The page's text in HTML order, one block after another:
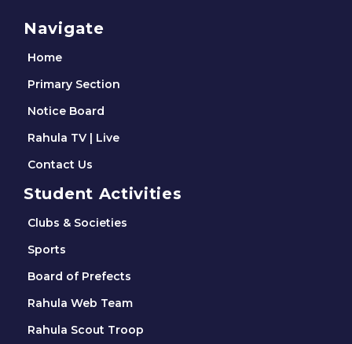
Navigate
Home
Primary Section
Notice Board
Rahula TV | Live
Contact Us
Student Activities
Clubs & Societies
Sports
Board of Prefects
Rahula Web Team
Rahula Scout Troop